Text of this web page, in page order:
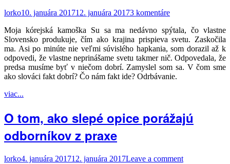
lorko10. januára 201712. januára 20173 komentáre
Moja kórejská kamoška Su sa ma nedávno spýtala, čo vlastne
Slovensko produkuje, čím ako krajina prispieva svetu. Zaskočila
ma. Asi po minúte nie veľmi súvislého hapkania, som dorazil až k
odpovedi, že vlastne neprinášame svetu takmer nič. Odpovedala, že
predsa musíme byť v niečom dobrí. Zamyslel som sa. V čom sme
ako slováci fakt dobrí? Čo nám fakt ide? Odrbávanie.
viac...
O tom, ako slepé opice porážajú
odborníkov z praxe
lorko4. januára 201712. januára 2017Leave a comment